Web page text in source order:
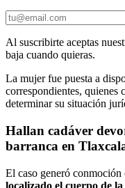
Al suscribirte aceptas
baja cuando quieras.
La mujer fue puesta a
correspondientes, quienes
determinar su situación
Hallan cadáver
barranca en
El caso generó conmoción
localizado el cuerpo de